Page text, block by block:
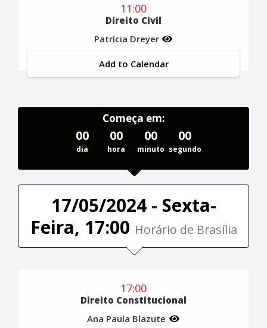
11:00
Direito Civil
Patrícia Dreyer
Add to Calendar
Começa em:
00
dia
00
hora
00
minuto
00
segundo
17/05/2024 - Sexta-
Feira, 17:00 Horário de Brasília
17:00
Direito Constitucional
Ana Paula Blazute